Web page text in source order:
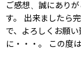
ご感想、誠にあり
す。 出来ましたら
で、よろしくお願
に・・・。 この度